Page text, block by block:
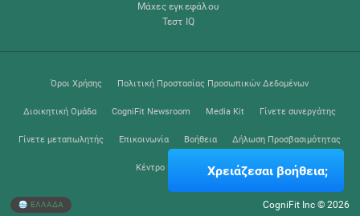
Μάχες εγκεφάλου
Τεστ IQ
Όροι Χρήσης Πολιτική Προστασίας Προσωπικών Δεδομένων
Διοικητική Ομάδα CogniFit Newsroom Media Kit Γίνετε συνεργάτης
Γίνετε μεταπωλητής Επικοινωνία Βοήθεια Δήλωση Προσβασιμότητας
Κέντρο Εμπιστοσύνης
ΕΛΛΑΔΑ CogniFit Inc © 2026
Χρειάζεσαι βοήθεια;